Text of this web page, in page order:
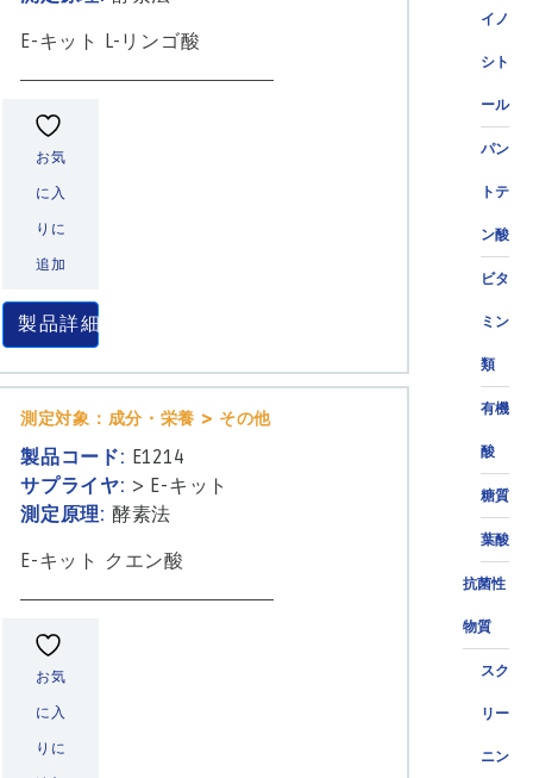
イノ
シト
ール
パン
トテ
ン酸
ビタ
ミン
類
有機
酸
糖質
葉酸
抗菌性
物質
スク
リー
ニン
E-キット L-リンゴ酸
お気
に入
りに
追加
製品詳細
測定対象：成分・栄養 > その他
製品コード: E1214
サプライヤ: > E-キット
測定原理: 酵素法
E-キット クエン酸
お気
に入
りに